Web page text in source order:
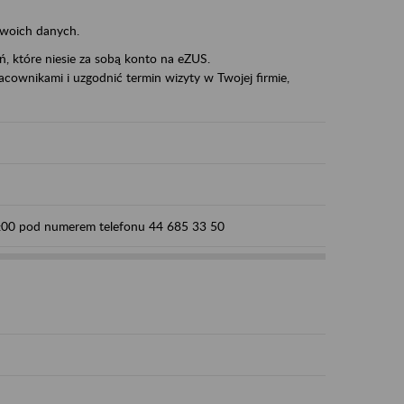
danych.
które niesie za sobą konto na eZUS.
i uzgodnić termin wizyty w Twojej firmie,
pod numerem telefonu 44 685 33 50